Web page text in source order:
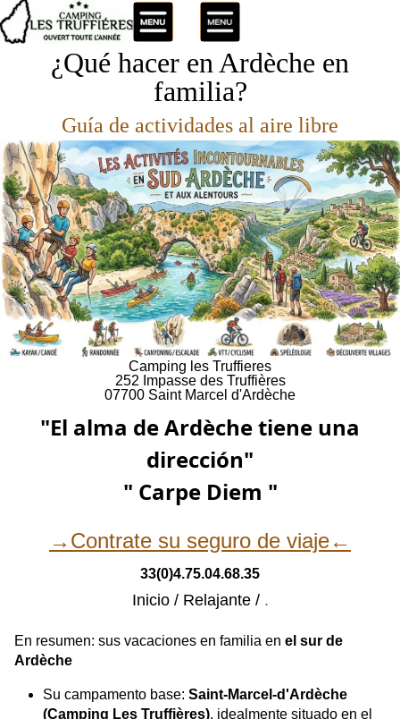
¿Qué hacer en Ardèche en
familia?
Guía de actividades al aire libre
Camping les Truffieres
252 Impasse des Truffières
07700 Saint Marcel d'Ardèche
"El alma de Ardèche tiene una
dirección"
" Carpe Diem "
→Contrate su seguro de viaje←
33(0)4.75.04.68.35
Inicio Relajante .
En resumen: sus vacaciones en familia en el sur de
Ardèche
Su campamento base: Saint-Marcel-d'Ardèche
(Camping Les Truffières), idealmente situado en el